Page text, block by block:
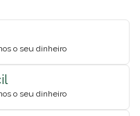
o seu dinheiro
o seu dinheiro